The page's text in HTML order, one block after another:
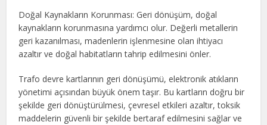
Doğal Kaynakların Korunması: Geri dönüşüm, doğal
kaynakların korunmasına yardımcı olur. Değerli metallerin
geri kazanılması, madenlerin işlenmesine olan ihtiyacı
azaltır ve doğal habitatların tahrip edilmesini önler.
Trafo devre kartlarının geri dönüşümü, elektronik atıkların
yönetimi açısından büyük önem taşır. Bu kartların doğru bir
şekilde geri dönüştürülmesi, çevresel etkileri azaltır, toksik
maddelerin güvenli bir şekilde bertaraf edilmesini sağlar ve